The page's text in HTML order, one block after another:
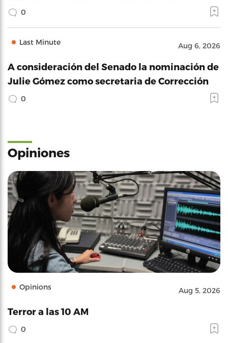
0
Last Minute Aug 6, 2026
A consideración del Senado la nominación de
Julie Gómez como secretaria de Corrección
0
Opiniones
Opinions Aug 5, 2026
Terror a las 10 AM
0